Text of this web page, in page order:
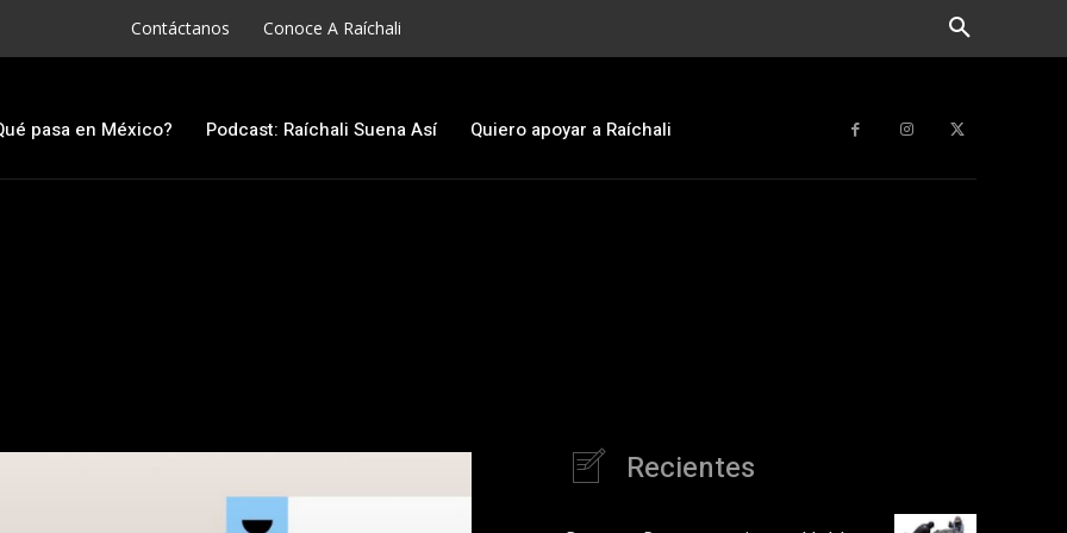
Contáctanos Conoce A Raíchali
pasa en México? Podcast: Raíchali Suena Así Quiero apoyar a Raíchali
Recientes